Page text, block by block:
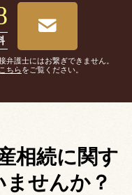
護士にはお繋ぎできません。
こちらをご覧ください。
相続に関す
せんか？